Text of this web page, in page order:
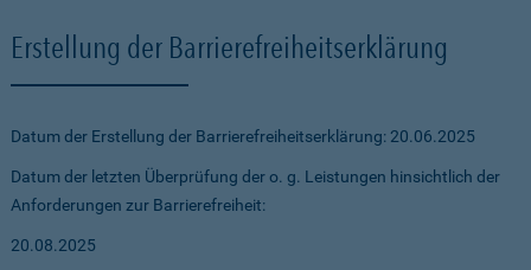
Erstellung der Barrierefreiheitserklärung
Datum der Erstellung der Barrierefreiheitserklärung: 20.06.2025
Datum der letzten Überprüfung der o. g. Leistungen hinsichtlich der
Anforderungen zur Barrierefreiheit:
20.08.2025